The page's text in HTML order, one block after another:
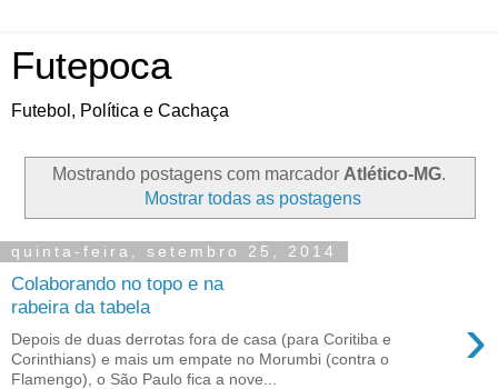
Futepoca
Futebol, Política e Cachaça
Mostrando postagens com marcador Atlético-MG.
Mostrar todas as postagens
quinta-feira, setembro 25, 2014
Colaborando no topo e na
rabeira da tabela
›
Depois de duas derrotas fora de casa (para Coritiba e
Corinthians) e mais um empate no Morumbi (contra o
Flamengo), o São Paulo fica a nove...